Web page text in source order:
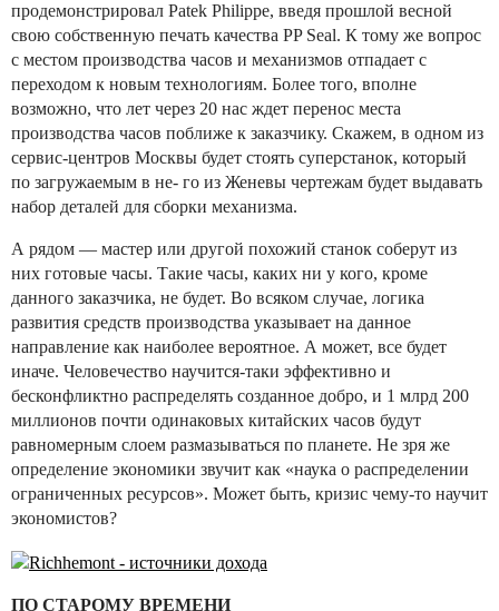
продемонстрировал Patek Philippe, введя прошлой весной
свою собственную печать качества PP Seal. К тому же вопрос
с местом производства часов и механизмов отпадает с
переходом к новым технологиям. Более того, вполне
возможно, что лет через 20 нас ждет перенос места
производства часов поближе к заказчику. Скажем, в одном из
сервис-центров Москвы будет стоять суперстанок, который
по загружаемым в не- го из Женевы чертежам будет выдавать
набор деталей для сборки механизма.
А рядом — мастер или другой похожий станок соберут из
них готовые часы. Такие часы, каких ни у кого, кроме
данного заказчика, не будет. Во всяком случае, логика
развития средств производства указывает на данное
направление как наиболее вероятное. А может, все будет
иначе. Человечество научится-таки эффективно и
бесконфликтно распределять созданное добро, и 1 млрд 200
миллионов почти одинаковых китайских часов будут
равномерным слоем размазываться по планете. Не зря же
определение экономики звучит как «наука о распределении
ограниченных ресурсов». Может быть, кризис чему-то научит
экономистов?
ПО СТАРОМУ ВРЕМЕНИ